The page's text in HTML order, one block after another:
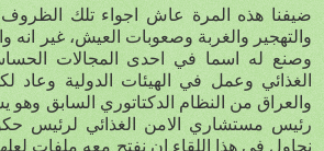
ضيفنا هذه المرة عاش اجواء تلك الظروف
والتهجير والغربة وصعوبات العيش، غير
وصنع له اسما في احدى المجالات
الغذائي وعمل في الهيئات الدولية وعاد
والعراق من النظام الدكتاتوري السابق
رئيس مستشاري الامن الغذائي لرئيس
نحاول في هذا اللقاء ان نفتح معه ملفات